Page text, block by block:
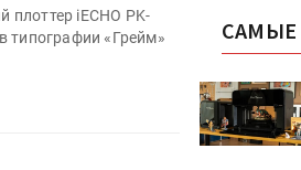
iECHO PK-
типографии «Грейм»
САМЫЕ